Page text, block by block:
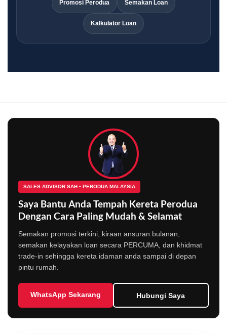
Promosi Perodua Semakan Loan
Kalkulator Loan
SALES ADVISOR SAH • PERODUA MALAYSIA
Saya Bantu Anda Tempah Kereta Perodua
Dengan Cara Paling Mudah & Selamat
Semakan promosi terkini, kiraan ansuran bulanan,
semakan kelayakan loan secara PERCUMA, dan khidmat
trade-in sehingga kereta idaman anda sampai di depan
pintu rumah.
WhatsApp Sekarang Hubungi Saya